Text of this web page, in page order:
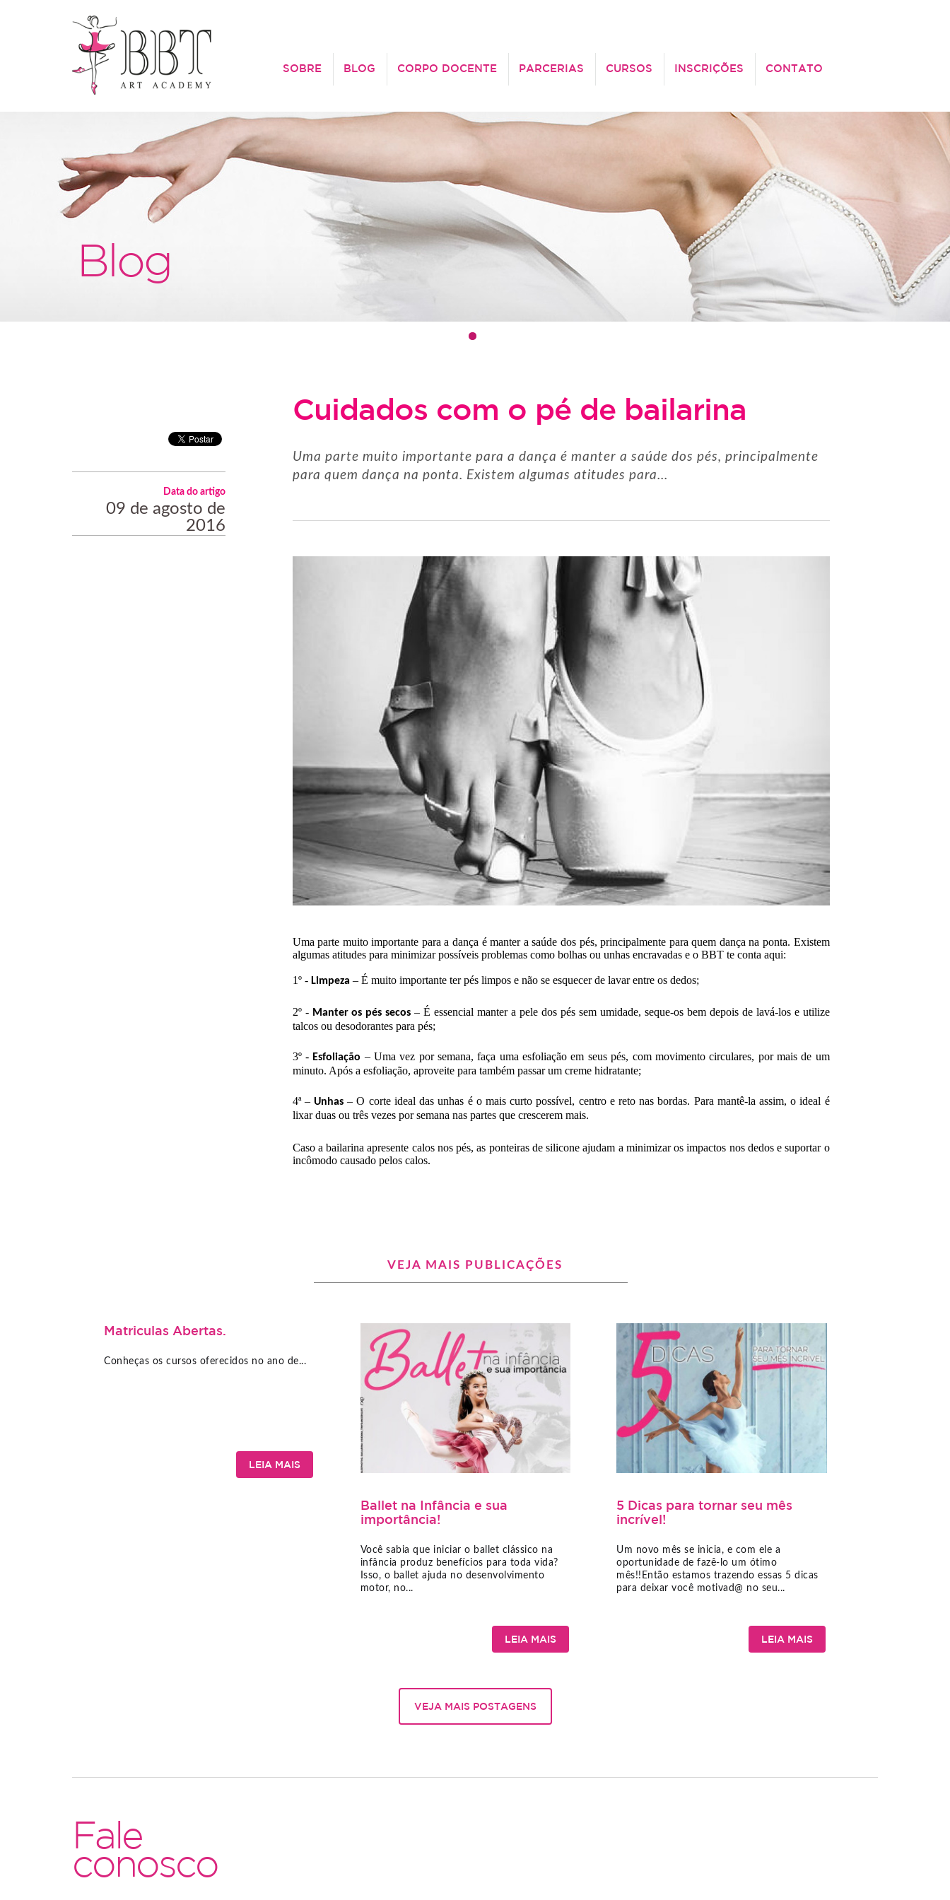
SOBRE BLOG CORPO DOCENTE PARCERIAS CURSOS INSCRIÇÕES CONTATO
Blog
Data do artigo
09 de agosto de
2016
Cuidados com o pé de bailarina
Uma parte muito importante para a dança é manter a saúde dos pés, principalmente
para quem dança na ponta. Existem algumas atitudes para...
Uma parte muito importante para a dança é manter a saúde dos pés, principalmente para quem dança na ponta. Existem
algumas atitudes para minimizar possíveis problemas como bolhas ou unhas encravadas e o BBT te conta aqui:
1º - Limpeza – É muito importante ter pés limpos e não se esquecer de lavar entre os dedos;
2º - Manter os pés secos – É essencial manter a pele dos pés sem umidade, seque-os bem depois de lavá-los e utilize
talcos ou desodorantes para pés;
3º - Esfoliação – Uma vez por semana, faça uma esfoliação em seus pés, com movimento circulares, por mais de um
minuto. Após a esfoliação, aproveite para também passar um creme hidratante;
4ª – Unhas –O corte ideal das unhas é o mais curto possível, centro e reto nas bordas. Para mantê-la assim, o ideal é
lixar duas ou três vezes por semana nas partes que crescerem mais.
Caso a bailarina apresente calos nos pés, as ponteiras de silicone ajudam a minimizar os impactos nos dedos e suportar o
incômodo causado pelos calos.
VEJA MAIS PUBLICAÇÕES
Matriculas Abertas.
Conheças os cursos oferecidos no ano de...
LEIA MAIS
Ballet na Infância e sua
importância!
Você sabia que iniciar o ballet clássico na
infância produz benefícios para toda vida?
Isso, o ballet ajuda no desenvolvimento
motor, no...
LEIA MAIS
5 Dicas para tornar seu mês
incrível!
Um novo mês se inicia, e com ele a
oportunidade de fazê-lo um ótimo
mês!!Então estamos trazendo essas 5 dicas
para deixar você motivad@ no seu...
LEIA MAIS
VEJA MAIS POSTAGENS
Fale
conosco